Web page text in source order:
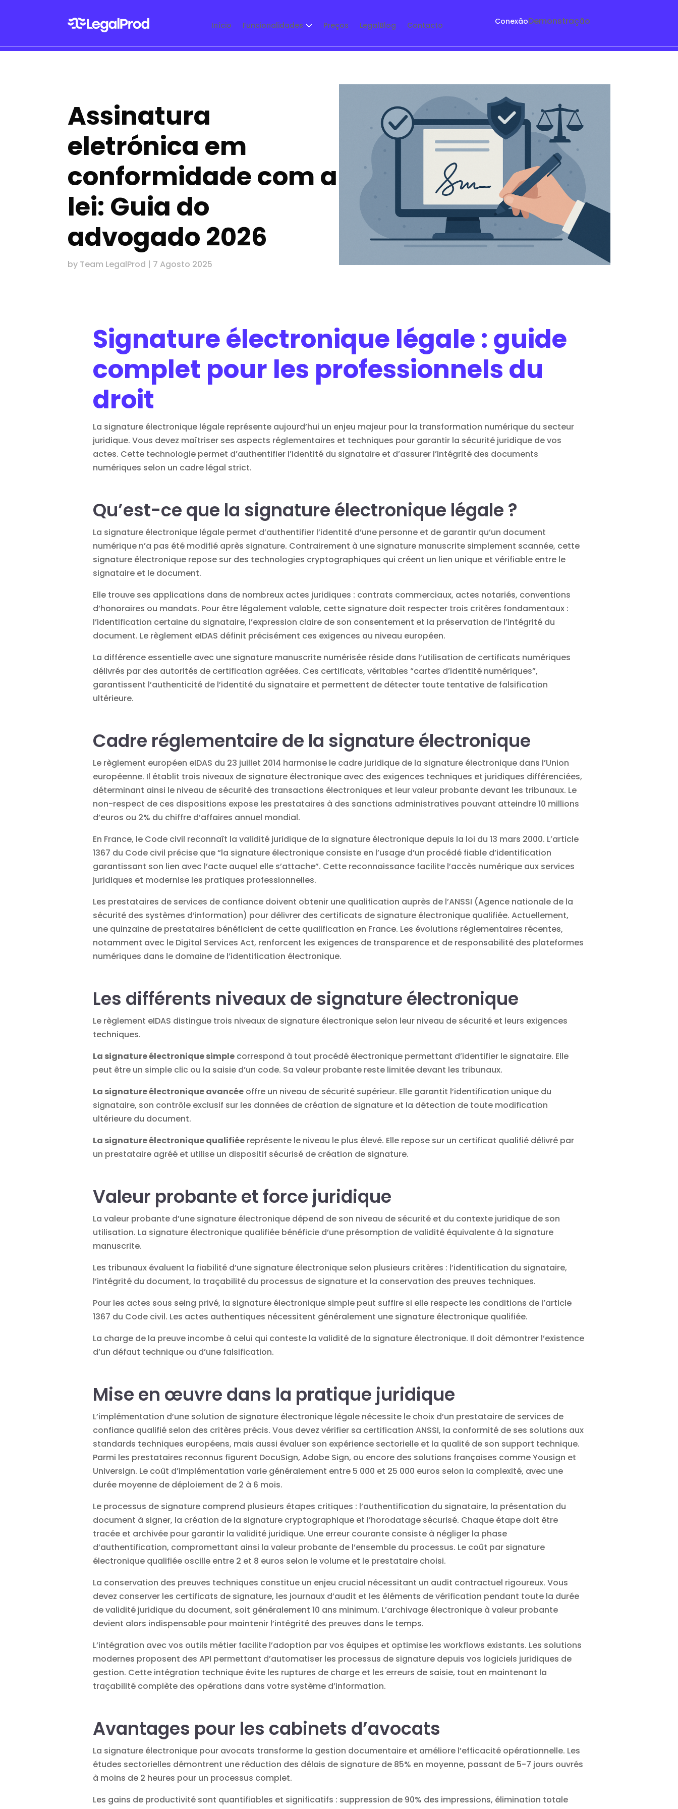
Início Funcionalidades Preços LegalBlog Contacto ConexãoDemonstração
Assinatura
eletrónica em
conformidade com a
lei: Guia do
advogado 2026
by Team LegalProd | 7 Agosto 2025
Signature électronique légale : guide
complet pour les professionnels du
droit
La signature électronique légale représente aujourd’hui un enjeu majeur pour la transformation numérique du secteur
juridique. Vous devez maîtriser ses aspects réglementaires et techniques pour garantir la sécurité juridique de vos
actes. Cette technologie permet d’authentifier l’identité du signataire et d’assurer l’intégrité des documents
numériques selon un cadre légal strict.
Qu’est-ce que la signature électronique légale ?
La signature électronique légale permet d’authentifier l’identité d’une personne et de garantir qu’un document
numérique n’a pas été modifié après signature. Contrairement à une signature manuscrite simplement scannée, cette
signature électronique repose sur des technologies cryptographiques qui créent un lien unique et vérifiable entre le
signataire et le document.
Elle trouve ses applications dans de nombreux actes juridiques : contrats commerciaux, actes notariés, conventions
d’honoraires ou mandats. Pour être légalement valable, cette signature doit respecter trois critères fondamentaux :
l’identification certaine du signataire, l’expression claire de son consentement et la préservation de l’intégrité du
document. Le règlement eIDAS définit précisément ces exigences au niveau européen.
La différence essentielle avec une signature manuscrite numérisée réside dans l’utilisation de certificats numériques
délivrés par des autorités de certification agréées. Ces certificats, véritables “cartes d’identité numériques”,
garantissent l’authenticité de l’identité du signataire et permettent de détecter toute tentative de falsification
ultérieure.
Cadre réglementaire de la signature électronique
Le règlement européen eIDAS du 23 juillet 2014 harmonise le cadre juridique de la signature électronique dans l’Union
européenne. Il établit trois niveaux de signature électronique avec des exigences techniques et juridiques différenciées,
déterminant ainsi le niveau de sécurité des transactions électroniques et leur valeur probante devant les tribunaux. Le
non-respect de ces dispositions expose les prestataires à des sanctions administratives pouvant atteindre 10 millions
d’euros ou 2% du chiffre d’affaires annuel mondial.
En France, le Code civil reconnaît la validité juridique de la signature électronique depuis la loi du 13 mars 2000. L’article
1367 du Code civil précise que “la signature électronique consiste en l’usage d’un procédé fiable d’identification
garantissant son lien avec l’acte auquel elle s’attache”. Cette reconnaissance facilite l’accès numérique aux services
juridiques et modernise les pratiques professionnelles.
Les prestataires de services de confiance doivent obtenir une qualification auprès de l’ANSSI (Agence nationale de la
sécurité des systèmes d’information) pour délivrer des certificats de signature électronique qualifiée. Actuellement,
une quinzaine de prestataires bénéficient de cette qualification en France. Les évolutions réglementaires récentes,
notamment avec le Digital Services Act, renforcent les exigences de transparence et de responsabilité des plateformes
numériques dans le domaine de l’identification électronique.
Les différents niveaux de signature électronique
Le règlement eIDAS distingue trois niveaux de signature électronique selon leur niveau de sécurité et leurs exigences
techniques.
La signature électronique simple correspond à tout procédé électronique permettant d’identifier le signataire. Elle
peut être un simple clic ou la saisie d’un code. Sa valeur probante reste limitée devant les tribunaux.
La signature électronique avancée offre un niveau de sécurité supérieur. Elle garantit l’identification unique du
signataire, son contrôle exclusif sur les données de création de signature et la détection de toute modification
ultérieure du document.
La signature électronique qualifiée représente le niveau le plus élevé. Elle repose sur un certificat qualifié délivré par
un prestataire agréé et utilise un dispositif sécurisé de création de signature.
Valeur probante et force juridique
La valeur probante d’une signature électronique dépend de son niveau de sécurité et du contexte juridique de son
utilisation. La signature électronique qualifiée bénéficie d’une présomption de validité équivalente à la signature
manuscrite.
Les tribunaux évaluent la fiabilité d’une signature électronique selon plusieurs critères : l’identification du signataire,
l’intégrité du document, la traçabilité du processus de signature et la conservation des preuves techniques.
Pour les actes sous seing privé, la signature électronique simple peut suffire si elle respecte les conditions de l’article
1367 du Code civil. Les actes authentiques nécessitent généralement une signature électronique qualifiée.
La charge de la preuve incombe à celui qui conteste la validité de la signature électronique. Il doit démontrer l’existence
d’un défaut technique ou d’une falsification.
Mise en œuvre dans la pratique juridique
L’implémentation d’une solution de signature électronique légale nécessite le choix d’un prestataire de services de
confiance qualifié selon des critères précis. Vous devez vérifier sa certification ANSSI, la conformité de ses solutions aux
standards techniques européens, mais aussi évaluer son expérience sectorielle et la qualité de son support technique.
Parmi les prestataires reconnus figurent DocuSign, Adobe Sign, ou encore des solutions françaises comme Yousign et
Universign. Le coût d’implémentation varie généralement entre 5 000 et 25 000 euros selon la complexité, avec une
durée moyenne de déploiement de 2 à 6 mois.
Le processus de signature comprend plusieurs étapes critiques : l’authentification du signataire, la présentation du
document à signer, la création de la signature cryptographique et l’horodatage sécurisé. Chaque étape doit être
tracée et archivée pour garantir la validité juridique. Une erreur courante consiste à négliger la phase
d’authentification, compromettant ainsi la valeur probante de l’ensemble du processus. Le coût par signature
électronique qualifiée oscille entre 2 et 8 euros selon le volume et le prestataire choisi.
La conservation des preuves techniques constitue un enjeu crucial nécessitant un audit contractuel rigoureux. Vous
devez conserver les certificats de signature, les journaux d’audit et les éléments de vérification pendant toute la durée
de validité juridique du document, soit généralement 10 ans minimum. L’archivage électronique à valeur probante
devient alors indispensable pour maintenir l’intégrité des preuves dans le temps.
L’intégration avec vos outils métier facilite l’adoption par vos équipes et optimise les workflows existants. Les solutions
modernes proposent des API permettant d’automatiser les processus de signature depuis vos logiciels juridiques de
gestion. Cette intégration technique évite les ruptures de charge et les erreurs de saisie, tout en maintenant la
traçabilité complète des opérations dans votre système d’information.
Avantages pour les cabinets d’avocats
La signature électronique pour avocats transforme la gestion documentaire et améliore l’efficacité opérationnelle. Les
études sectorielles démontrent une réduction des délais de signature de 85% en moyenne, passant de 5-7 jours ouvrés
à moins de 2 heures pour un processus complet.
Les gains de productivité sont quantifiables et significatifs : suppression de 90% des impressions, élimination totale